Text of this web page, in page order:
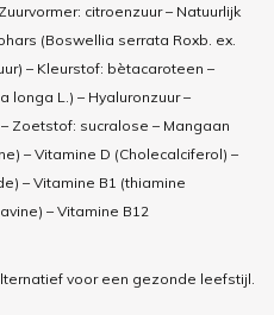
citroenzuur – Natuurlijk
(Boswellia serrata Roxb. ex.
– Kleurstof: bètacaroteen –
longa L.) – Hyaluronzuur –
Zoetstof: sucralose – Mangaan
– Vitamine D (Cholecalciferol) –
– Vitamine B1 (thiamine
– Vitamine B12
voor een gezonde leefstijl.